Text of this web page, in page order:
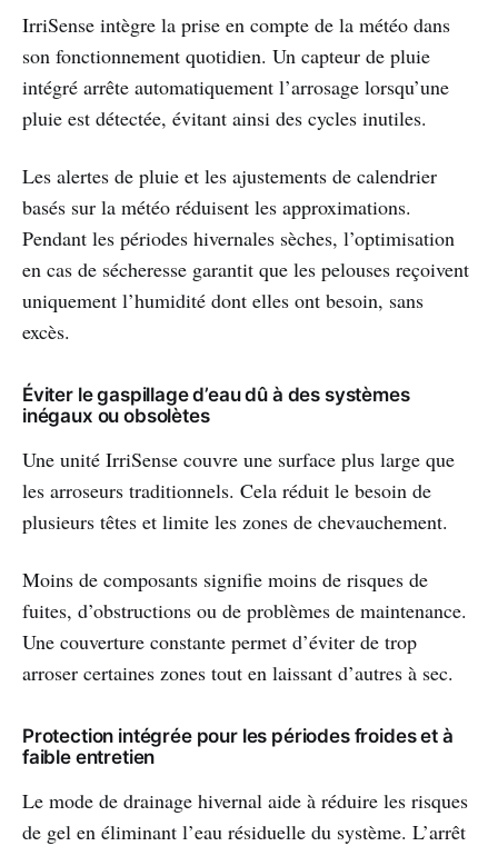
IrriSense intègre la prise en compte de la météo dans
son fonctionnement quotidien. Un capteur de pluie
intégré arrête automatiquement l’arrosage lorsqu’une
pluie est détectée, évitant ainsi des cycles inutiles.
Les alertes de pluie et les ajustements de calendrier
basés sur la météo réduisent les approximations.
Pendant les périodes hivernales sèches, l’optimisation
en cas de sécheresse garantit que les pelouses reçoivent
uniquement l’humidité dont elles ont besoin, sans
excès.
Éviter le gaspillage d’eau dû à des systèmes
inégaux ou obsolètes
Une unité IrriSense couvre une surface plus large que
les arroseurs traditionnels. Cela réduit le besoin de
plusieurs têtes et limite les zones de chevauchement.
Moins de composants signifie moins de risques de
fuites, d’obstructions ou de problèmes de maintenance.
Une couverture constante permet d’éviter de trop
arroser certaines zones tout en laissant d’autres à sec.
Protection intégrée pour les périodes froides et à
faible entretien
Le mode de drainage hivernal aide à réduire les risques
de gel en éliminant l’eau résiduelle du système. L’arrêt